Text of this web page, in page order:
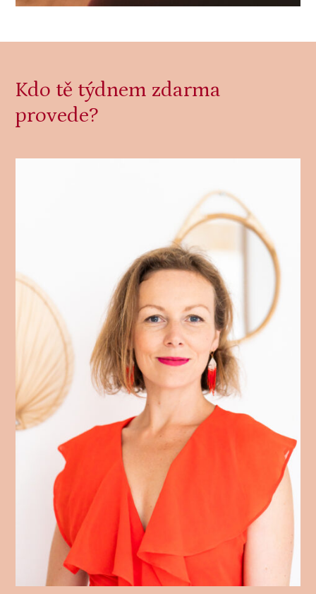
Kdo tě týdnem zdarma
provede?